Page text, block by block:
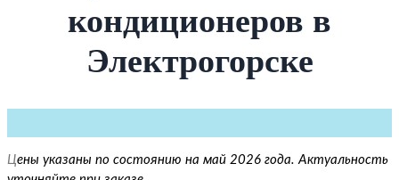
кондиционеров в
Электрогорске
Цены указаны по состоянию на май 2026 года. Актуальность